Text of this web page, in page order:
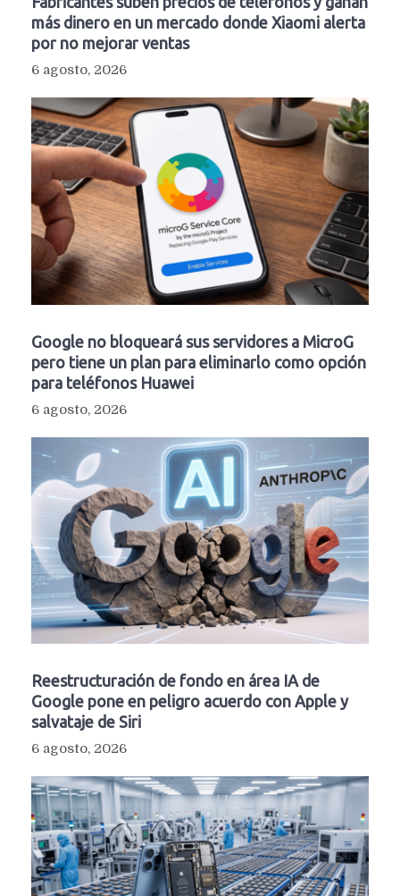
más dinero en un mercado donde Xiaomi alerta
por no mejorar ventas
6 agosto, 2026
Google no bloqueará sus servidores a MicroG
pero tiene un plan para eliminarlo como opción
para teléfonos Huawei
6 agosto, 2026
Reestructuración de fondo en área IA de
Google pone en peligro acuerdo con Apple y
salvataje de Siri
6 agosto, 2026